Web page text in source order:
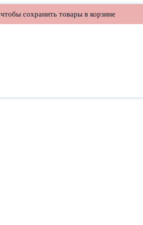
чтобы сохранить товары в корзине